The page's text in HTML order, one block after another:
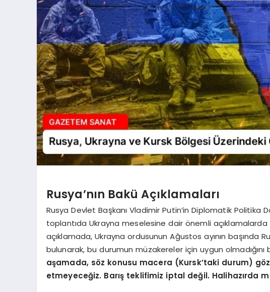
Rusya’nın Bakü Açıklamaları
Rusya Devlet Başkanı Vladimir Putin’in Diplomatik Politika
toplantıda Ukrayna meselesine dair önemli açıklamalarda
açıklamada, Ukrayna ordusunun Ağustos ayının başında
bulunarak, bu durumun müzakereler için uygun
aşamada, söz konusu macera (Kursk’taki durum)
etmeyeceğiz. Barış teklifimiz iptal değil. Halihazırda